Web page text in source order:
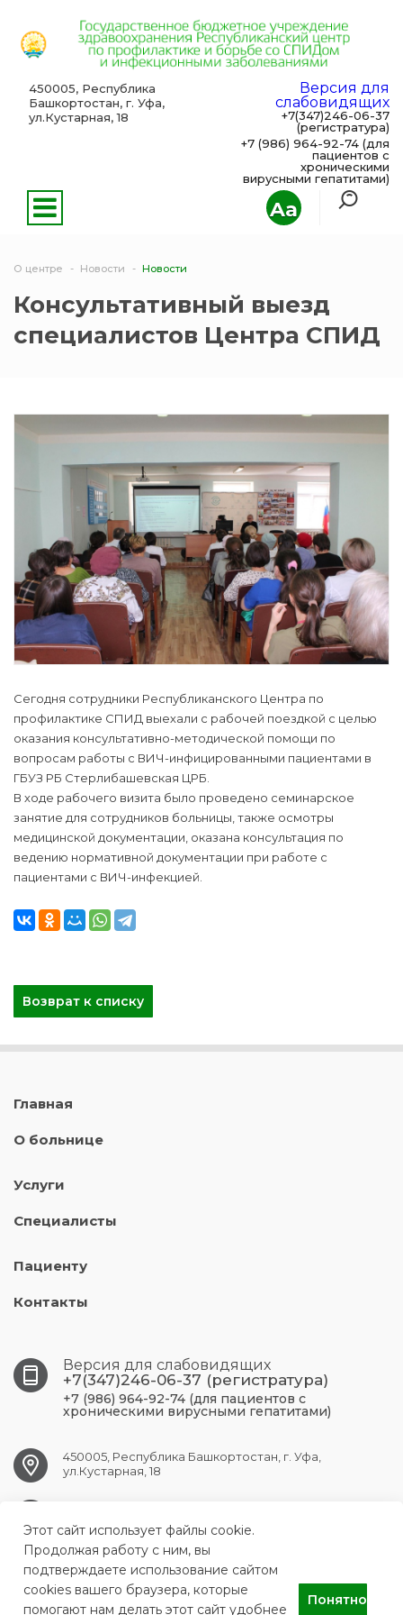
Aa
450005, Республика
Башкортостан, г. Уфа,
ул.Кустарная, 18
Версия для
слабовидящих
+7(347)246-06-37
(регистратура)
+7 (986) 964-92-74 (для
пациентов с
хроническими
вирусными гепатитами)
О центре Новости Новости
Консультативный выезд
специалистов Центра СПИД
Сегодня сотрудники Республиканского Центра по
профилактике СПИД выехали с рабочей поездкой с целью
оказания консультативно-методической помощи по
вопросам работы с ВИЧ-инфицированными пациентами в
ГБУЗ РБ Стерлибашевская ЦРБ.
В ходе рабочего визита было проведено семинарское
занятие для сотрудников больницы, также осмотры
медицинской документации, оказана консультация по
ведению нормативной документации при работе с
пациентами с ВИЧ-инфекцией.
Возврат к списку
Главная
О больнице
Услуги
Специалисты
Пациенту
Контакты
Версия для слабовидящих
+7(347)246-06-37 (регистратура)
+7 (986) 964-92-74 (для пациентов с
хроническими вирусными гепатитами)
450005, Республика Башкортостан, г. Уфа,
ул.Кустарная, 18
ГБУЗ Республиканский центр по профилактике и борьбе со
СПИДом и инфекционными заболеваниями
Этот сайт использует файлы cookie.
Продолжая работу с ним, вы
подтверждаете использование сайтом
cookies вашего браузера, которые
помогают нам делать этот сайт удобнее
Понятно